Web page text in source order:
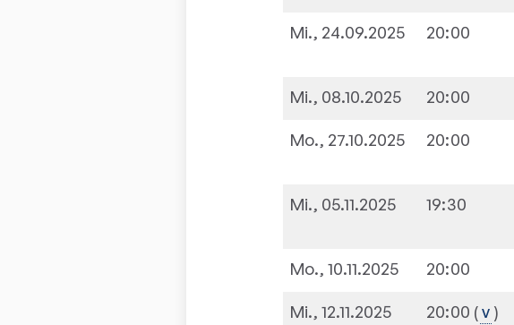
Mi., 24.09.2025 20:00
Mi., 08.10.2025 20:00
Mo., 27.10.2025 20:00
Mi., 05.11.2025 19:30
Mo., 10.11.2025 20:00
Mi., 12.11.2025 20:00 v